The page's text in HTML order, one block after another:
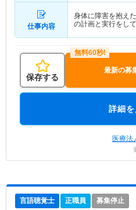
仕事内容
身体に障害を抱え
保存する
最新の募
詳細を
医療
言語聴覚士 正職員 募集停止